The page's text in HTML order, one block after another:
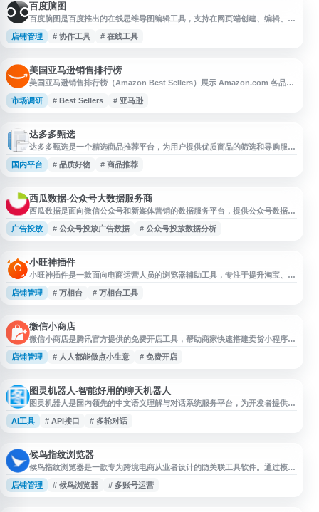
百度脑图
百度脑图是百度推出的在线思维导图编辑工具，支持在网页端创建、编辑、保
存和分享脑图内容。用户无需安装软件即可进行思路梳理、知识整理、项目规
划等操作，并可借助云端存储便捷管理文件。该工具强调易用的编辑体验和较
店铺管理 # 协作工具 # 在线工具
美国亚马逊销售排行榜
美国亚马逊销售排行榜（Amazon Best Sellers）展示 Amazon.com 各品类
商品的实时畅销排名，涵盖图书、电子产品、家居、服饰、美妆、玩具等多个
分类。用户可按品类查看热销商品、价格、评分和购买趋势，适合用于了解美
市场调研 # Best Sellers # 亚马逊
达多多甄选
达多多甄选是一个精选商品推荐平台，为用户提供优质商品的筛选和导购服
务。平台通过专业的选品团队，从海量商品中甄选出性价比高、品质可靠的产
品，涵盖日用百货、数码家电、服饰鞋包、美妆个护等多个品类。网站致力于
适合追求品质生活、注重性
国内平台 # 品质好物 # 商品推荐
西瓜数据-公众号大数据服务商
西瓜数据是面向微信公众号和新媒体营销的数据服务平台，提供公众号数据分
析、流量监测、投放评估与营销洞察等功能。平台以数据为基础，帮助品牌和
营销人员了解公众号传播效果、分析微信投放数据、优化广告投放策略，从而
广告投放 # 公众号投放广告数据 # 公众号投放数据分析
小旺神插件
小旺神插件是一款面向电商运营人员的浏览器辅助工具，专注于提升淘宝、天
猫等电商平台的运营效率。该插件提供主图批量下载、市场数据分析、商品评
价透视等功能，帮助商家快速获取竞品信息和市场洞察。 核心功能包括万相
商家制定推广策略和优
店铺管理 # 万相台 # 万相台工具
微信小商店
微信小商店是腾讯官方提供的免费开店工具，帮助商家快速搭建卖货小程序。
无需编程开发，个人和企业均可注册使用，适合没有技术能力的中小商家和个
体经营者。平台提供完整的电商功能，包括商品上架、订单管理、在线支付、
商创业门槛，让普通人
店铺管理 # 人人都能做点小生意 # 免费开店
图灵机器人-智能好用的聊天机器人
图灵机器人是国内领先的中文语义理解与对话系统服务平台，为开发者提供智
能聊天机器人API接口。平台基于自然语言处理和深度学习技术，支持多轮对
话、语义识别、情感分析等功能，可快速集成到网站、APP、智能硬件等应用
单的API调用即
AI工具 # API接口 # 多轮对话
候鸟指纹浏览器
候鸟指纹浏览器是一款专为跨境电商从业者设计的防关联工具软件。通过模拟
独立的浏览器指纹环境，帮助用户安全管理多个电商平台账号，有效避免账号
关联风险。软件支持为每个账号创建独立的浏览器配置文件，包括Canvas指
店铺管理 # 候鸟浏览器 # 多账号运营